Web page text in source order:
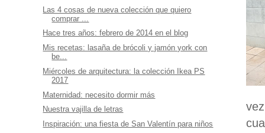
Las 4 cosas de nueva colección que quiero
comprar ...
Hace tres años: febrero de 2014 en el blog
Mis recetas: lasaña de brócoli y jamón york con
be...
Miércoles de arquitectura: la colección Ikea PS
2017
Maternidad: necesito dormir más
Nuestra vajilla de letras
Inspiración: una fiesta de San Valentín para niños